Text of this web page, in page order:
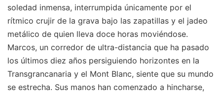
soledad inmensa, interrumpida únicamente por el
rítmico crujir de la grava bajo las zapatillas y el jadeo
metálico de quien lleva doce horas moviéndose.
Marcos, un corredor de ultra-distancia que ha pasado
los últimos diez años persiguiendo horizontes en la
Transgrancanaria y el Mont Blanc, siente que su mundo
se estrecha. Sus manos han comenzado a hincharse,